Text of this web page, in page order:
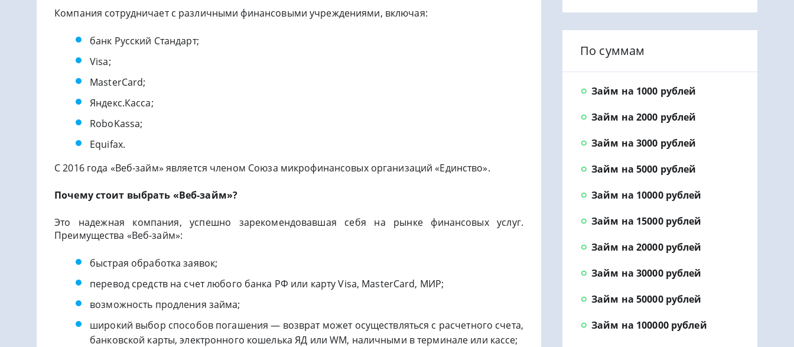
Компания сотрудничает с различными финансовыми учреждениями, включая:
банк Русский Стандарт;
Visa;
MasterCard;
Яндекс.Касса;
RoboKassa;
Equifax.
С 2016 года «Веб-займ» является членом Союза микрофинансовых организаций «Единство».
Почему стоит выбрать «Веб-займ»?
Это надежная компания, успешно зарекомендовавшая себя на рынке финансовых услуг.
Преимущества «Веб-займ»:
быстрая обработка заявок;
перевод средств на счет любого банка РФ или карту Visa, MasterCard, МИР;
возможность продления займа;
широкий выбор способов погашения — возврат может осуществляться с расчетного счета,
банковской карты, электронного кошелька ЯД или WM, наличными в терминале или кассе;
По суммам
Займ на 1000 рублей
Займ на 2000 рублей
Займ на 3000 рублей
Займ на 5000 рублей
Займ на 10000 рублей
Займ на 15000 рублей
Займ на 20000 рублей
Займ на 30000 рублей
Займ на 50000 рублей
Займ на 100000 рублей